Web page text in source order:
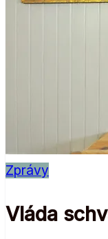
Zprávy
Vláda